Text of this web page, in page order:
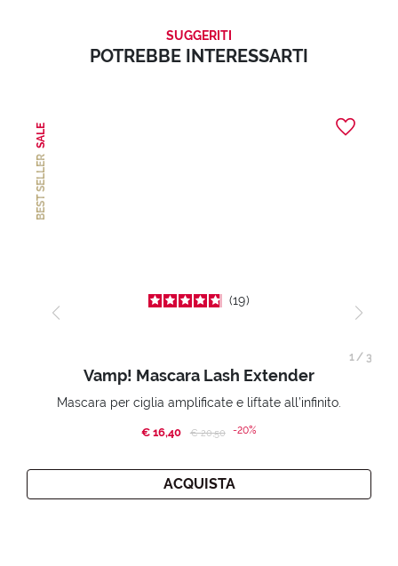
SUGGERITI
POTREBBE INTERESSARTI
BEST SELLER
SALE
19
Vamp! Mascara Lash Extender
Mascara per ciglia amplificate e liftate all’infinito.
€ 16,40 Price reduced from
€ 20,50to-20%
ACQUISTA
1 / 3